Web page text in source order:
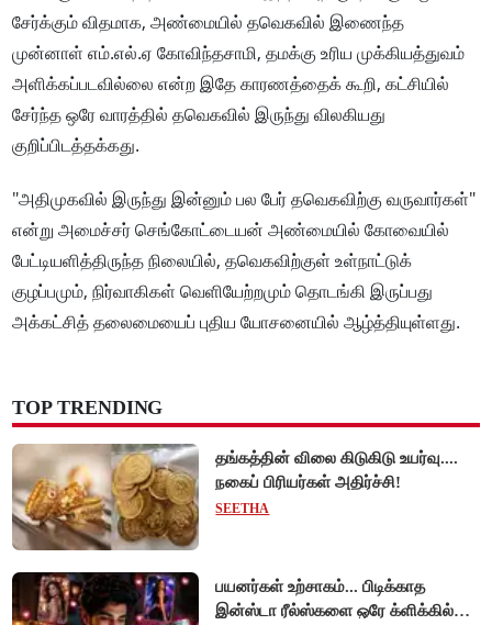
சேர்க்கும் விதமாக, அண்மையில் தவெகவில் இணைந்த
முன்னாள் எம்.எல்.ஏ கோவிந்தசாமி, தமக்கு உரிய முக்கியத்துவம்
அளிக்கப்படவில்லை என்ற இதே காரணத்தைக் கூறி, கட்சியில்
சேர்ந்த ஒரே வாரத்தில் தவெகவில் இருந்து விலகியது
குறிப்பிடத்தக்கது.
"அதிமுகவில் இருந்து இன்னும் பல பேர் தவெகவிற்கு வருவார்கள்"
என்று அமைச்சர் செங்கோட்டையன் அண்மையில் கோவையில்
பேட்டியளித்திருந்த நிலையில், தவெகவிற்குள் உள்நாட்டுக்
குழப்பமும், நிர்வாகிகள் வெளியேற்றமும் தொடங்கி இருப்பது
அக்கட்சித் தலைமையைப் புதிய யோசனையில் ஆழ்த்தியுள்ளது.
TOP TRENDING
தங்கத்தின் விலை கிடுகிடு உயர்வு....
நகைப் பிரியர்கள் அதிர்ச்சி!
SEETHA
பயனர்கள் உற்சாகம்... பிடிக்காத
இன்ஸ்டா ரீல்ஸ்களை ஒரே க்ளிக்கில்